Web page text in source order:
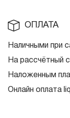
ОПЛАТА
Наличными при
На рассчётный
Наложенным
Онлайн оплата